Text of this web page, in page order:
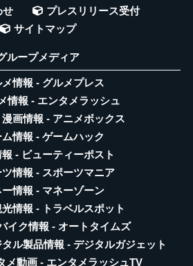
せ
プレスリリース受付
サイトマップ
ループメディア
メ情報 - グルメプレス
情報 - エンタメラッシュ
画情報 - アニメボックス
情報 - ゲームハック
- ビューティーポスト
ツ情報 - スポーツマニア
ー情報 - マネーゾーン
情報 - トラベルスポット
イク情報 - オートタイムズ
ル製品情報 - デジタルガジェット
メ動画 - エンタメラッシュTV